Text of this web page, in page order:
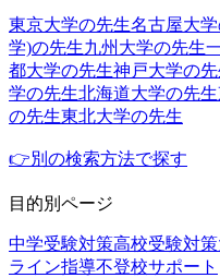
東京大学の先生名古屋大
学)の先生九州大学の先生
都大学の先生神戸大学の先
学の先生北海道大学の先生
の先生東北大学の先生
👉別の検索方法で探す
目的別ページ
中学受験対策高校受験対策
ライン指導不登校サポート